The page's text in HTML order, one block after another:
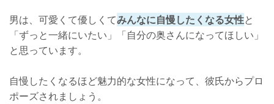
男は、可愛くて優しくてみんなに自慢したくなる女性と
「ずっと一緒にいたい」「自分の奥さんになってほしい」
と思っています。
自慢したくなるほど魅力的な女性になって、彼氏からプロ
ポーズされましょう。